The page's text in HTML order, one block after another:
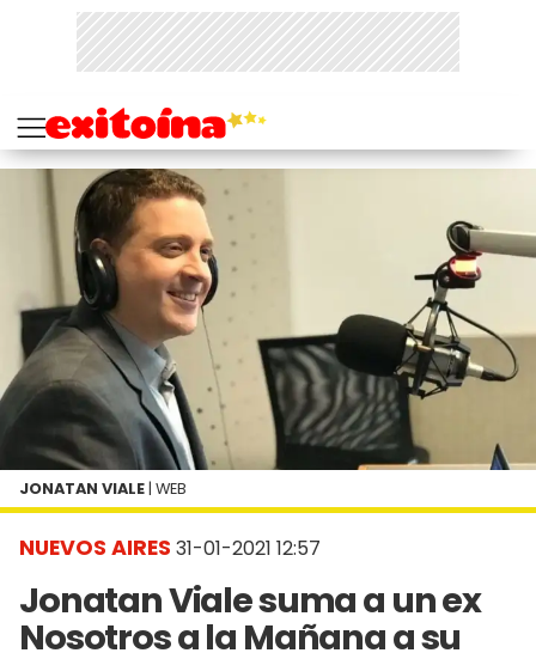
NUEVOS AIRES 31-01-2021 12:57
Jonatan Viale suma a un ex
Nosotros a la Mañana a su
JONATAN VIALE | WEB